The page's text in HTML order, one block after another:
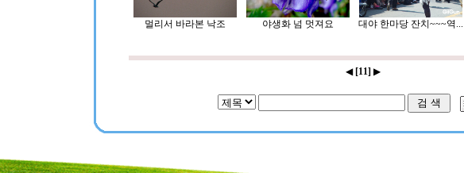
멀리서 바라본 낙조 야생화 넘 멋져요 대야 한마당 잔치~~~역...
◀ [11] ▶